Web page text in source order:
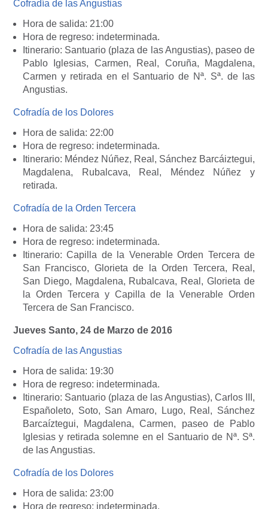
Cofradía de las Angustias
Hora de salida: 21:00
Hora de regreso: indeterminada.
Itinerario: Santuario (plaza de las Angustias), paseo de
Pablo Iglesias, Carmen, Real, Coruña, Magdalena,
Carmen y retirada en el Santuario de Nª. Sª. de las
Angustias.
Cofradía de los Dolores
Hora de salida: 22:00
Hora de regreso: indeterminada.
Itinerario: Méndez Núñez, Real, Sánchez Barcáiztegui,
Magdalena, Rubalcava, Real, Méndez Núñez y
retirada.
Cofradía de la Orden Tercera
Hora de salida: 23:45
Hora de regreso: indeterminada.
Itinerario: Capilla de la Venerable Orden Tercera de
San Francisco, Glorieta de la Orden Tercera, Real,
San Diego, Magdalena, Rubalcava, Real, Glorieta de
la Orden Tercera y Capilla de la Venerable Orden
Tercera de San Francisco.
Jueves Santo, 24 de Marzo de 2016
Cofradía de las Angustias
Hora de salida: 19:30
Hora de regreso: indeterminada.
Itinerario: Santuario (plaza de las Angustias), Carlos III,
Españoleto, Soto, San Amaro, Lugo, Real, Sánchez
Barcaíztegui, Magdalena, Carmen, paseo de Pablo
Iglesias y retirada solemne en el Santuario de Nª. Sª.
de las Angustias.
Cofradía de los Dolores
Hora de salida: 23:00
Hora de regreso: indeterminada.